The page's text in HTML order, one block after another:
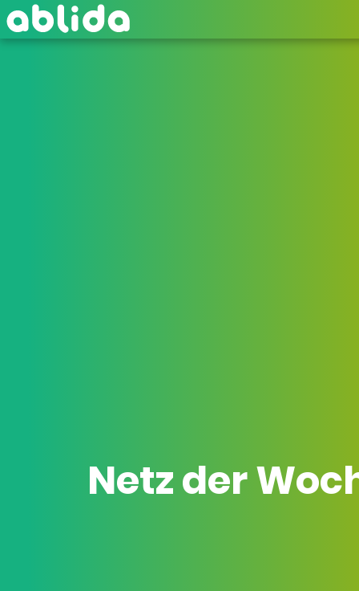
Netz der